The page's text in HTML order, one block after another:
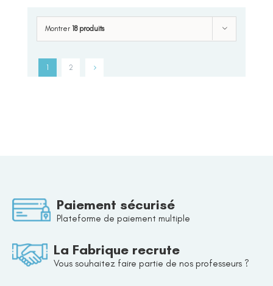
Montrer 18 produits
1 2
Paiement sécurisé
Plateforme de paiement multiple
La Fabrique recrute
Vous souhaitez faire partie de nos professeurs ?